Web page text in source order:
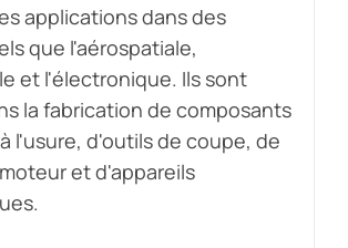
applications dans des
que l'aérospatiale,
et l'électronique. Ils sont
la fabrication de composants
l'usure, d'outils de coupe, de
et d'appareils